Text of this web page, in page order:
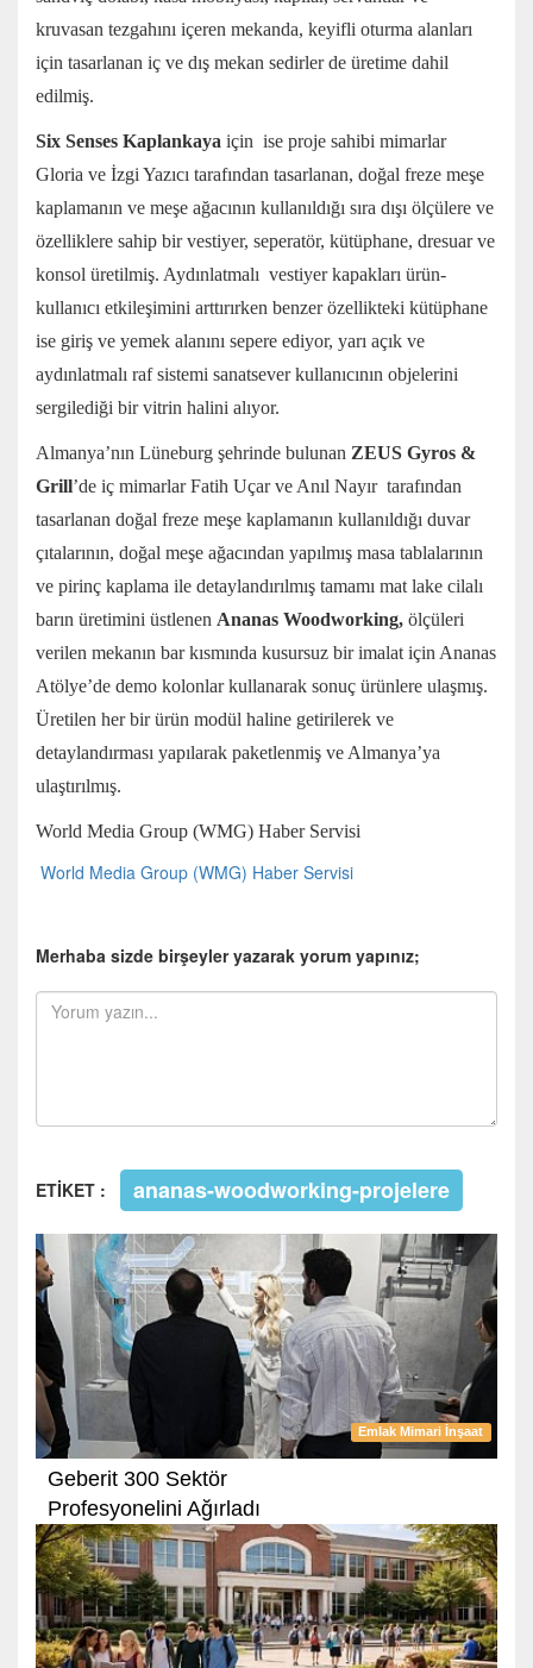
kruvasan tezgahını içeren mekanda, keyifli oturma alanları
için tasarlanan iç ve dış mekan sedirler de üretime dahil
edilmiş.
Six Senses Kaplankaya için ise proje sahibi mimarlar
Gloria ve İzgi Yazıcı tarafından tasarlanan, doğal freze meşe
kaplamanın ve meşe ağacının kullanıldığı sıra dışı ölçülere ve
özelliklere sahip bir vestiyer, seperatör, kütüphane, dresuar ve
konsol üretilmiş. Aydınlatmalı vestiyer kapakları ürün-
kullanıcı etkileşimini arttırırken benzer özellikteki kütüphane
ise giriş ve yemek alanını sepere ediyor, yarı açık ve
aydınlatmalı raf sistemi sanatsever kullanıcının objelerini
sergilediği bir vitrin halini alıyor.
Almanya’nın Lüneburg şehrinde bulunan ZEUS Gyros &
Grill’de iç mimarlar Fatih Uçar ve Anıl Nayır tarafından
tasarlanan doğal freze meşe kaplamanın kullanıldığı duvar
çıtalarının, doğal meşe ağacından yapılmış masa tablalarının
ve pirinç kaplama ile detaylandırılmış tamamı mat lake cilalı
barın üretimini üstlenen Ananas Woodworking, ölçüleri
verilen mekanın bar kısmında kusursuz bir imalat için Ananas
Atölye’de demo kolonlar kullanarak sonuç ürünlere ulaşmış.
Üretilen her bir ürün modül haline getirilerek ve
detaylandırması yapılarak paketlenmiş ve Almanya’ya
ulaştırılmış.
World Media Group (WMG) Haber Servisi
World Media Group (WMG) Haber Servisi
Merhaba sizde birşeyler yazarak yorum yapınız;
ETİKET : ananas-woodworking-projelere
Emlak Mimari İnşaat
Geberit 300 Sektör
Profesyonelini Ağırladı